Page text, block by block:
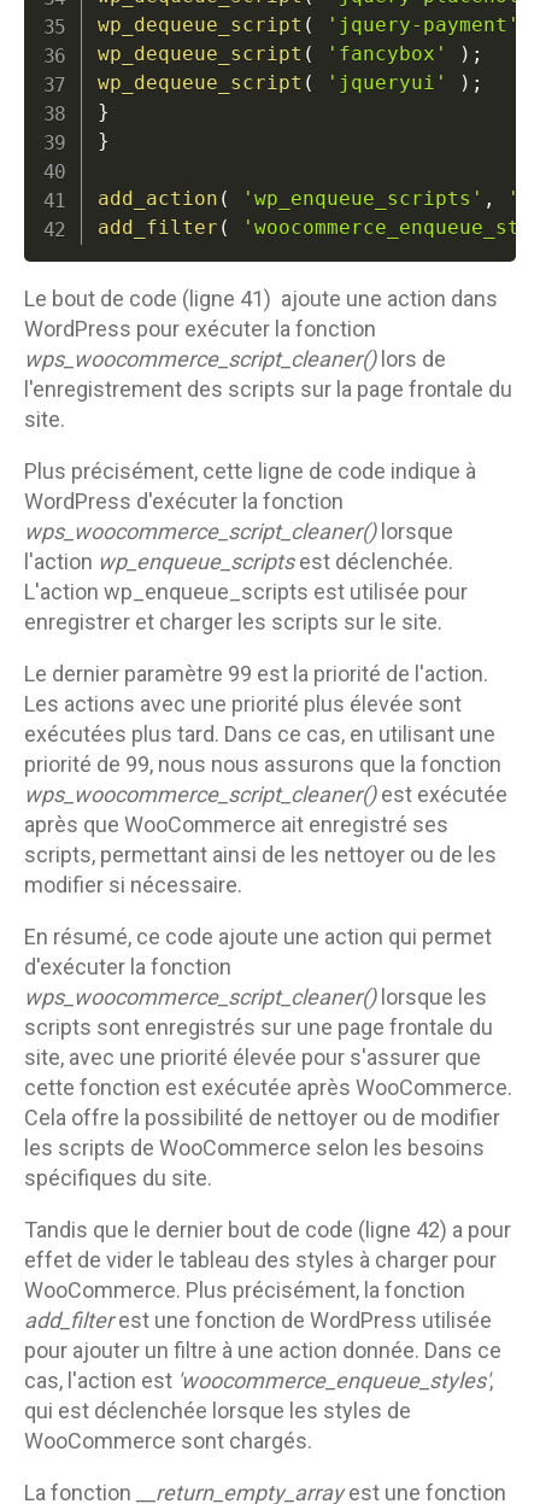
wp_dequeue_script ( 'jquery-payment'
wp_dequeue_script ( 'fancybox' ) ;
wp_dequeue_script ( 'jqueryui' ) ;
}
}
add_action ( 'wp_enqueue_scripts' ,
add_filter (
Le bout de code (ligne 41) ajoute une action dans
WordPress pour exécuter la fonction
wps_woocommerce_script_cleaner()lors de
l'enregistrement des scripts sur la page frontale du
site.
Plus précisément, cette ligne de code indique à
WordPress d'exécuter la fonction
wps_woocommerce_script_cleaner()lorsque
l'action wp_enqueue_scriptsest déclenchée.
L'action wp_enqueue_scripts est utilisée pour
enregistrer et charger les scripts sur le site.
Le dernier paramètre 99 est la priorité de l'action.
Les actions avec une priorité plus élevée sont
exécutées plus tard. Dans ce cas, en utilisant une
priorité de 99, nous nous assurons que la fonction
wps_woocommerce_script_cleaner()est exécutée
après que WooCommerce ait enregistré ses
scripts, permettant ainsi de les nettoyer ou de les
modifier si nécessaire.
En résumé, ce code ajoute une action qui permet
d'exécuter la fonction
wps_woocommerce_script_cleaner()lorsque les
scripts sont enregistrés sur une page frontale du
site, avec une priorité élevée pour s'assurer que
cette fonction est exécutée après WooCommerce.
Cela offre la possibilité de nettoyer ou de modifier
les scripts de WooCommerce selon les besoins
spécifiques du site.
Tandis que le dernier bout de code (ligne 42) a pour
effet de vider le tableau des styles à charger pour
WooCommerce. Plus précisément, la fonction
add_filterest une fonction de WordPress utilisée
pour ajouter un filtre à une action donnée. Dans ce
cas, l'action est 'woocommerce_enqueue_styles',
qui est déclenchée lorsque les styles de
WooCommerce sont chargés.
La fonction __return_empty_arrayest une fonction